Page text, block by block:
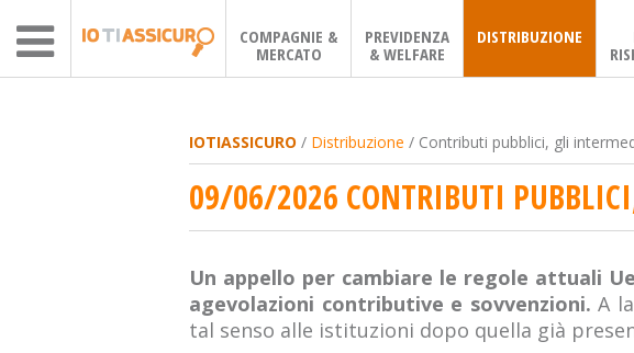
COMPAGNIE &
MERCATO
PREVIDENZA
& WELFARE
DISTRIBUZIONE
IOTIASSICURO / Distribuzione / Contributi pubblici, gli
09/06/2026 CONTRIBUTI
Un appello per cambiare le regole attuali
agevolazioni contributive e sovvenzioni. A
tal senso alle istituzioni dopo quella già